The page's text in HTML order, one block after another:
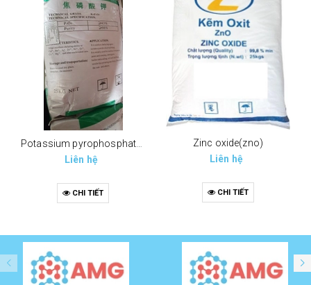
Potassium pyrophosphate (tppp) (k4p2o7)
Liên hệ
CHI TIẾT
Zinc oxide(zno)
Liên hệ
CHI TIẾT